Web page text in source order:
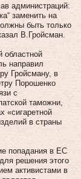
администраций:
заменить на
быть только
В.Гройсман.
областной
направил
Гройсману, в
Порошенко
с
таможни,
«сигаретной
в страны
попадания в ЕС
решения этого
активистами в